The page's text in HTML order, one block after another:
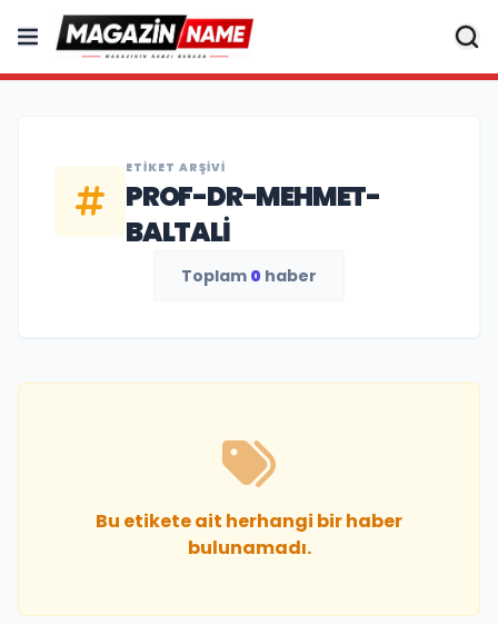
ETIKET ARŞIVI
PROF-DR-MEHMET-
BALTALI
Toplam 0 haber
Bu etikete ait herhangi bir haber
bulunamadı.